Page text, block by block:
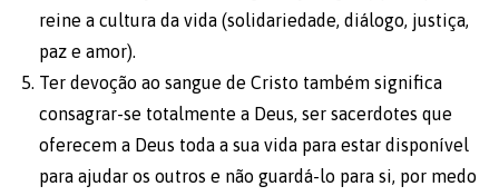
reine a cultura da vida (solidariedade, diálogo, justiça,
paz e amor).
Ter devoção ao sangue de Cristo também significa
consagrar-se totalmente a Deus, ser sacerdotes que
oferecem a Deus toda a sua vida para estar disponível
para ajudar os outros e não guardá-lo para si, por medo